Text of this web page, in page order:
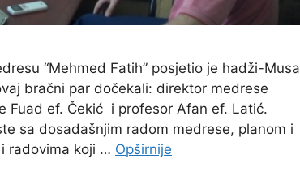
“Mehmed Fatih” posjetio je hadži-Musa
bračni par dočekali: direktor medrese
Fuad ef. Čekić i profesor Afan ef. Latić.
sa dosadašnjim radom medrese, planom i
radovima koji … Opširnije